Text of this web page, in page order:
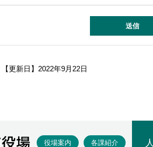
【更新日】 2022年9月22日
矢吹町役場
役場案内 各課紹介